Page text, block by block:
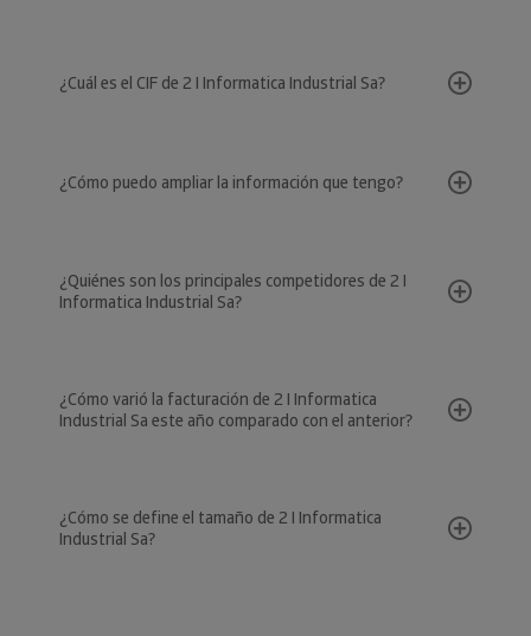
¿Cuál es el CIF de 2 I Informatica Industrial Sa?
¿Cómo puedo ampliar la información que tengo?
¿Quiénes son los principales competidores de 2 I
Informatica Industrial Sa?
¿Cómo varió la facturación de 2 I Informatica
Industrial Sa este año comparado con el anterior?
¿Cómo se define el tamaño de 2 I Informatica
Industrial Sa?